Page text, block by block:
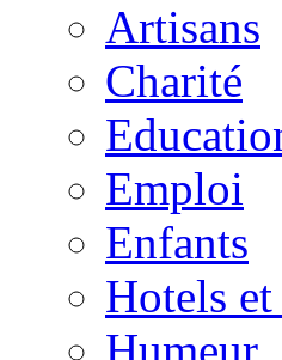
Artisans
Charité
Emploi
Enfants
Hotels et